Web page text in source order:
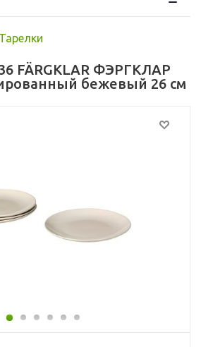
Тарелки
FÄRGKLAR ФЭРГКЛАР
бежевый 26 см